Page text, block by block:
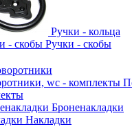
Ручки - кольца
Ручки - скобы
Броненакладки
Накладки